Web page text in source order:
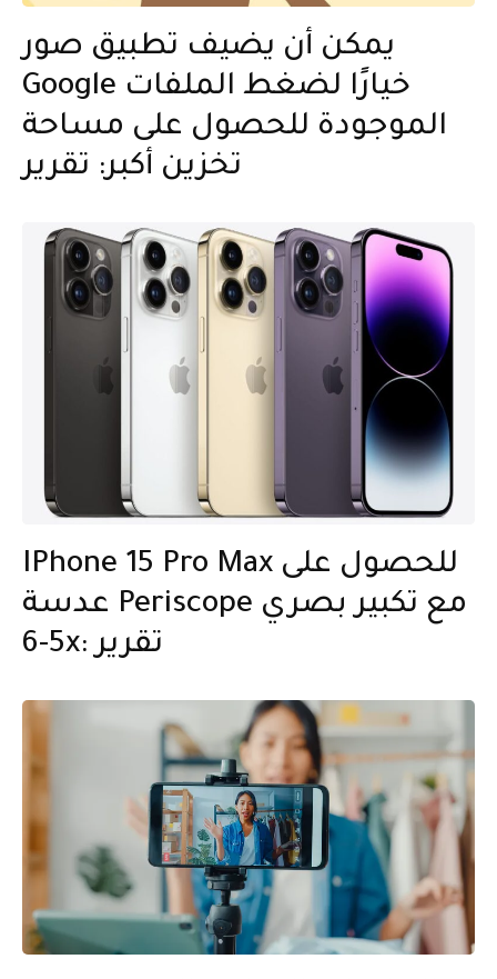
يمكن أن يضيف تطبيق صور
Google خيارًا لضغط الملفات
الموجودة للحصول على مساحة
تخزين أكبر: تقرير
IPhone 15 Pro Max للحصول على
عدسة Periscope مع تكبير بصري
5-6x: تقرير